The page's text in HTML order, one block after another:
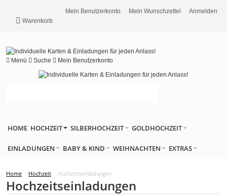
Warenkorb
Mein Benutzerkonto Mein Wunschzettel Anmelden
Menü Suche Mein Benutzerkonto
HOME HOCHZEIT SILBERHOCHZEIT GOLDHOCHZEIT
EINLADUNGEN BABY & KIND WEIHNACHTEN EXTRAS
Home Hochzeit Hochzeitseinladungen
Hochzeitseinladungen